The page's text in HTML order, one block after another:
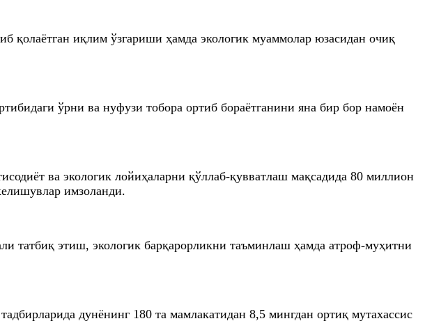
қолаётган иқлим ўзгариши ҳамда экологик муаммолар юзасидан очиқ
ўрни ва нуфузи тобора ортиб бораётганини яна бир бор намоён
ва экологик лойиҳаларни қўллаб-қувватлаш мақсадида 80 миллион
имзоланди.
татбиқ этиш, экологик барқарорликни таъминлаш ҳамда атроф-муҳитни
дунёнинг 180 та мамлакатидан 8,5 мингдан ортиқ мутахассис